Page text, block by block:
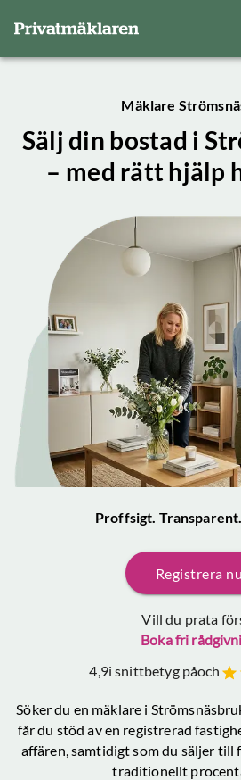
Mäklare
Sälj din bostad i
– med rätt hjälp
Proffsigt.
Registrera nu
Vill du prata
Boka fri
4,9i snittbetyg påoch
Söker du en mäklare i
får du stöd av en registrerad
affären, samtidigt som du säljer
traditionellt